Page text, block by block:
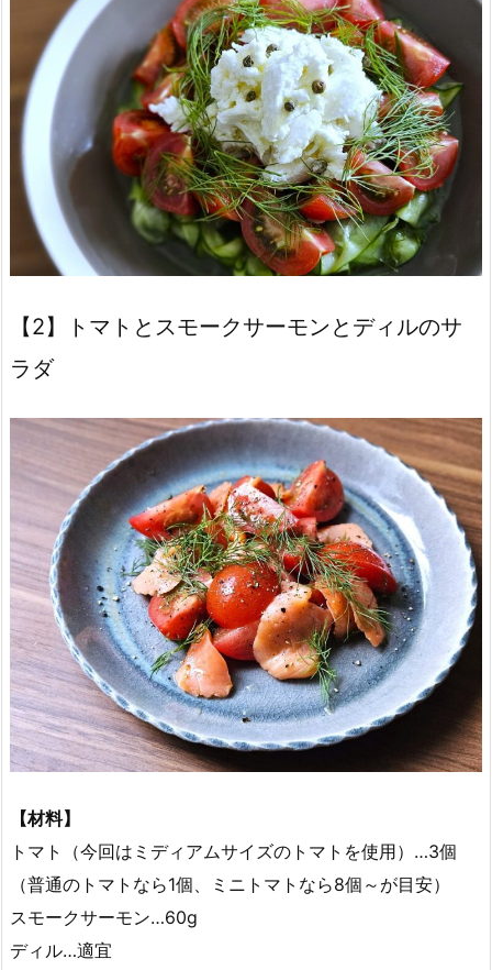
【2】トマトとスモークサーモンとディルのサ
ラダ
【材料】
トマト（今回はミディアムサイズのトマトを使用）…3個
（普通のトマトなら1個、ミニトマトなら8個～が目安）
スモークサーモン…60g
ディル…適宜